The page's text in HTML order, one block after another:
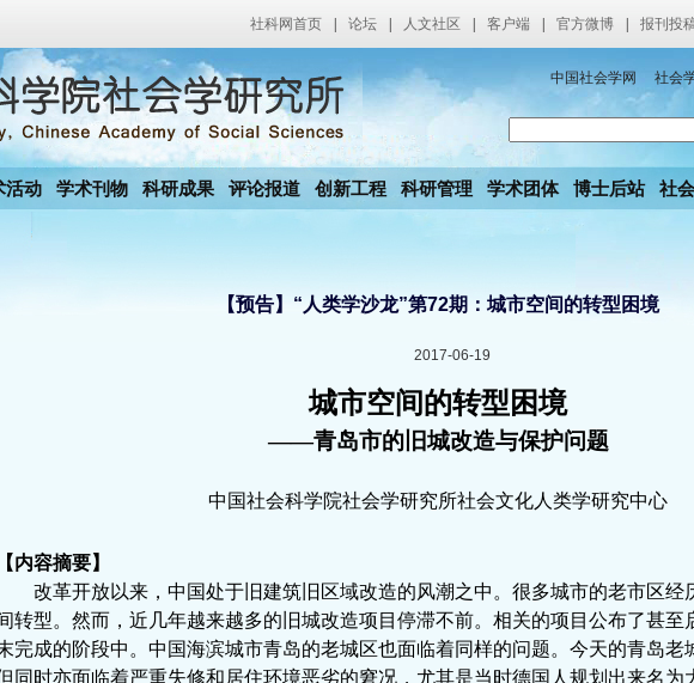
社科网首页 论坛 人文社区 客户端 官方微博 报刊投
中国社会学网 社会
活动 学术刊物 科研成果 评论报道 创新工程 科研管理 学术团体 博士后站 社
【预告】“人类学沙龙”第72期：城市空间的转型困境
2017-06-19
城市空间的转型困境
——青岛市的旧城改造与保护问题
中国社会科学院社会学研究所社会文化人类学研究中心
【内容摘要】
改革开放以来，中国处于 旧建筑 旧区域改造的风潮之中。很多城市的老市区经
转型。然而，近几年越来越多的旧城改造项目 停滞不前。相关的项目公布了甚至
完成的阶段中。中国海滨城市青岛的老城区也面临着同样的问题。今天的青岛老
同时亦面临着严重失修和居住环境恶劣的窘况， 尤其是当时德国人规划出来名为